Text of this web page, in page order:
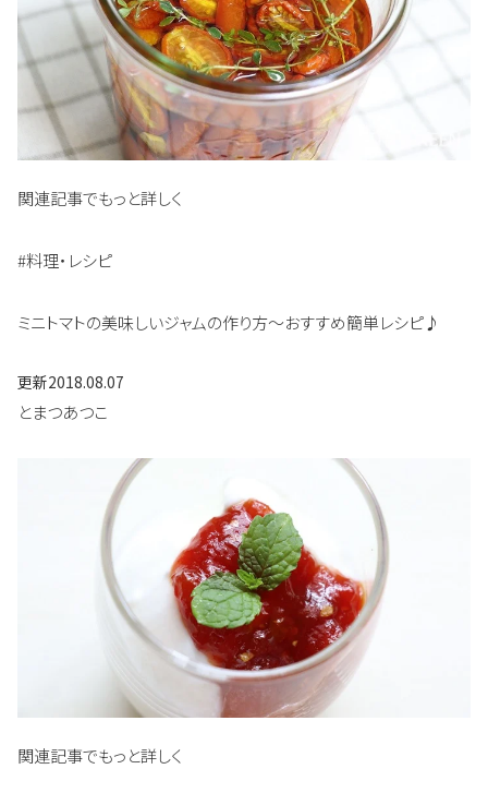
関連記事でもっと詳しく
#料理・レシピ
ミニトマトの美味しいジャムの作り方～おすすめ簡単レシピ♪
更新2018.08.07
とまつあつこ
関連記事でもっと詳しく